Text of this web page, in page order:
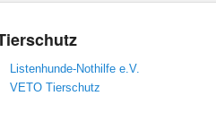
Listenhunde-Nothilfe e.V.
VETO Tierschutz